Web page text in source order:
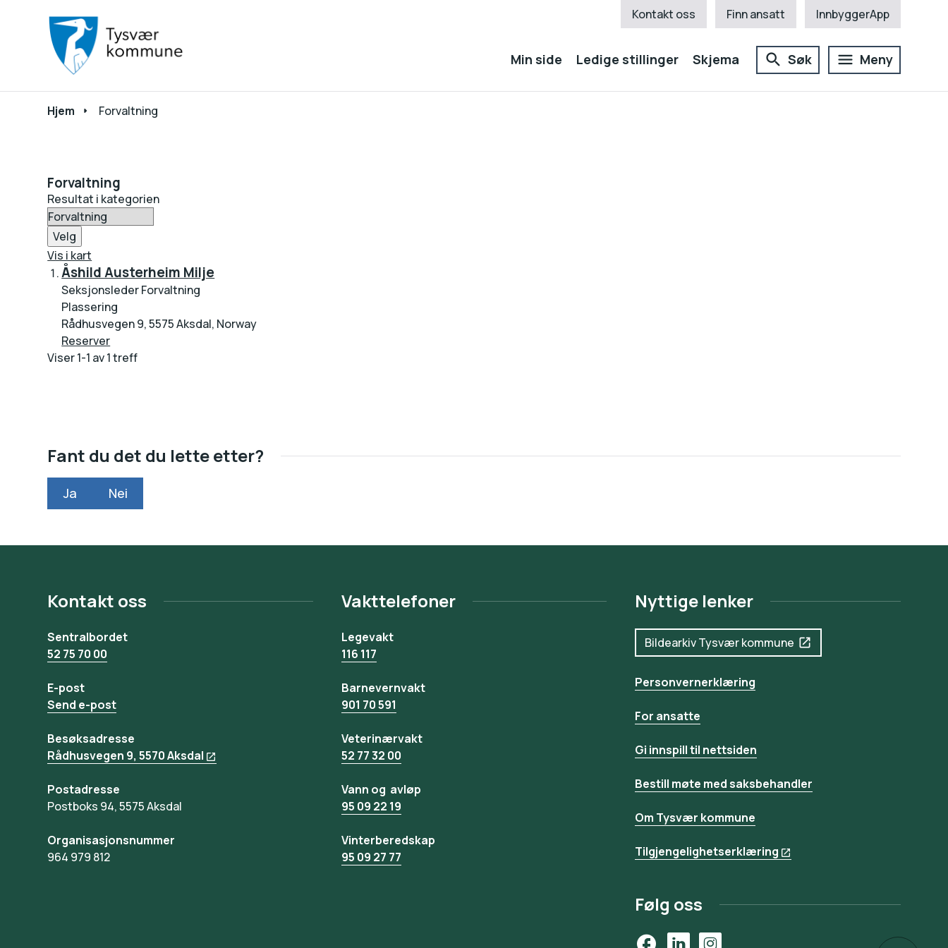
Kontakt oss Finn ansatt InnbyggerApp
Min side Ledige stillinger Skjema Søk Meny
Du er her:
Hjem Forvaltning
Forvaltning
Resultat i kategorien
Velg
Vis i kart
Åshild Austerheim Milje
Seksjonsleder Forvaltning
Plassering
Rådhusvegen 9, 5575 Aksdal, Norway
ReserverÅshild Austerheim Milje
Viser1-1 av1treff
Fant du det du lette etter?
Ja Nei
Kontakt oss
Sentralbordet
52 75 70 00
E-post
Send e-post
Besøksadresse
Rådhusvegen 9, 5570 Aksdal
Postadresse
Postboks 94, 5575 Aksdal
Organisasjonsnummer
964 979 812
Vakttelefoner
Legevakt
116 117
Barnevernvakt
901 70 591
Veterinærvakt
52 77 32 00
Vann og avløp
95 09 22 19
Vinterberedskap
95 09 27 77
Nyttige lenker
Bildearkiv Tysvær kommune
Personvernerklæring
For ansatte
Gi innspill til nettsiden
Bestill møte med saksbehandler
Om Tysvær kommune
Tilgjengelighetserklæring
Følg oss
FacebookLinkedInInstagram